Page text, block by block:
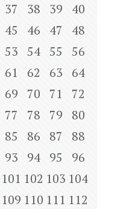
37 38 39
40
45 46 47
48
53 54 55
56
61 62 63
64
69 70 71
72
77 78 79
80
85 86 87
88
93 94 95
96
101 102 103 104
109 110 111 112